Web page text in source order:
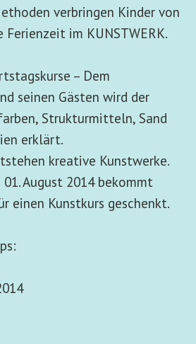
verbringen Kinder von
Ferienzeit im KUNSTWERK.
– Dem
seinen Gästen wird der
Strukturmitteln, Sand
erklärt.
kreative Kunstwerke.
August 2014 bekommt
einen Kunstkurs geschenkt.